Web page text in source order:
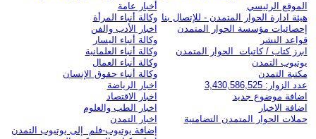
الموقع الرئيسي
هيئة ادارة الحوار المتمدن - للإتصال بنا
إحصائيات مؤسسة الحوار المتمدن
قواعد النشر
ابرز كتاب / كاتبات الحوار المتمدن
يوتيوب التمدن
مكتبة التمدن
عدد الزوار: 3,430,586,525
اضافة موضوع جديد
اضافة الاخبار
حملات الحوار المتمدن التضامنية
أخبار عامة
وكالة أنباء المرأة
اخبار الأدب والفن
وكالة أنباء اليسار
وكالة أنباء العلمانية
وكالة أنباء العمال
وكالة أنباء حقوق الإنسان
اخبار الرياضة
اخبار الاقتصاد
اخبار الطب والعلوم
اخبار التمدن
إضافة يوتيوب-فلم إلى يوتيوب التمدن